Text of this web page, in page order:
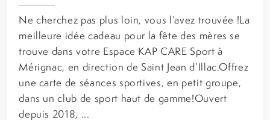
Ne cherchez pas plus loin, vous l’avez trouvée !La
meilleure idée cadeau pour la fête des mères se
trouve dans votre Espace KAP CARE Sport à
Mérignac, en direction de Saint Jean d’Illac.Offrez
une carte de séances sportives, en petit groupe,
dans un club de sport haut de gamme!Ouvert
depuis 2018, ...